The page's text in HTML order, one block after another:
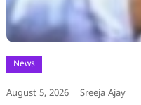
News
August 5, 2026 Sreeja Ajay